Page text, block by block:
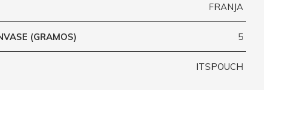
FRANJA
(GRAMOS) 5
ITSPOUCH